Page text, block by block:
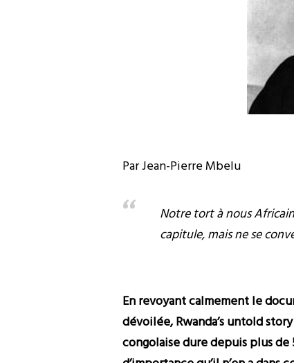
Par Jean-Pierre Mbelu
Notre tort à nous
capitule, mais ne se
En revoyant calmement le
dévoilée, Rwanda’s untold
congolaise dure depuis plus de